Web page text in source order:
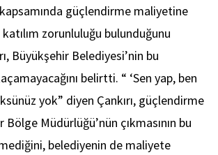
kapsamında güçlendirme maliyetine
zorunluluğu bulunduğunu
Büyükşehir Belediyesi’nin bu
belirtti. “ ‘Sen yap, ben
yok” diyen Çankırı, güçlendirme
Bölge Müdürlüğü’nün çıkmasının bu
belediyenin de maliyete